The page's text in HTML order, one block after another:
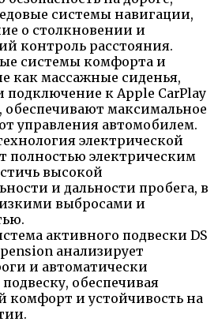
системы навигации,
о столкновении и
контроль расстояния.
системы комфорта и
как массажные сиденья,
подключение к Apple CarPlay
обеспечивают максимальное
управления автомобилем.
электрической
полностью электрическим
высокой
и дальности пробега, в
выбросами и
активного подвески DS
анализирует
и автоматически
обеспечивая
комфорт и устойчивость на